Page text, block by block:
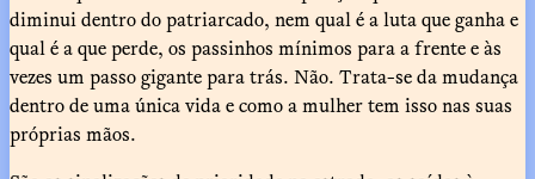
diminui dentro do patriarcado, nem qual é a luta que ganha e
qual é a que perde, os passinhos mínimos para a frente e às
vezes um passo gigante para trás. Não. Trata-se da mudança
dentro de uma única vida e como a mulher tem isso nas suas
próprias mãos.